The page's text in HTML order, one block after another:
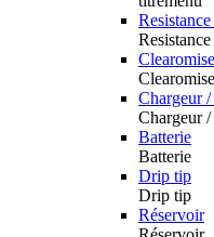
Chargeur
Chargeur
Batterie
Batterie
Drip tip
Drip tip
Réservoir